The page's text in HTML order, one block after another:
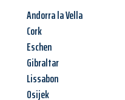
Andorra la Vella
Cork
Eschen
Gibraltar
Lissabon
Osijek